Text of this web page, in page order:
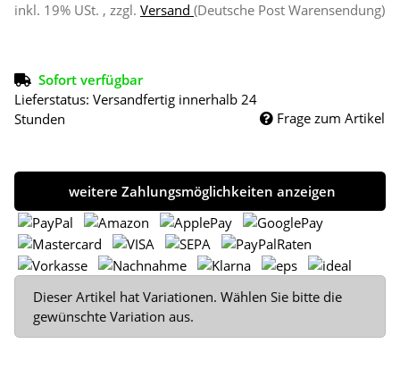
inkl. 19% USt. , zzgl. Versand (Deutsche Post Warensendung)
Sofort verfügbar
Lieferstatus: Versandfertig innerhalb 24
Stunden
Frage zum Artikel
weitere Zahlungsmöglichkeiten anzeigen
x
Dieser Artikel hat Variationen. Wählen Sie bitte die
gewünschte Variation aus.